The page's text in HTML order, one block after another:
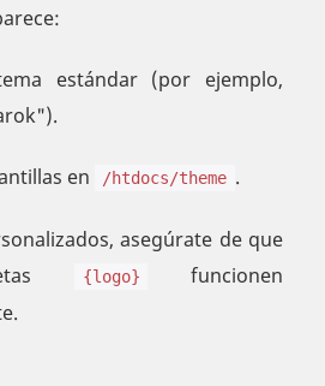
estándar (por ejemplo,
en /htdocs/theme .
asegúrate de que
{logo}
funcionen